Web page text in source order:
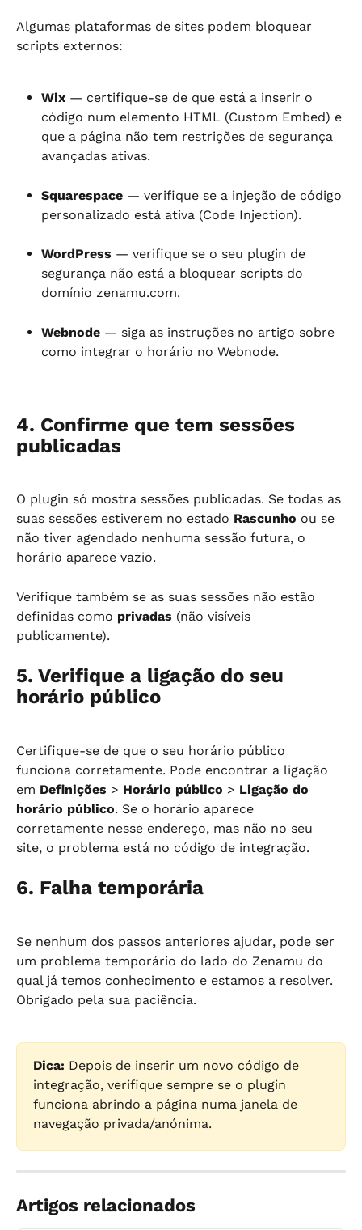
Algumas plataformas de sites podem bloquear
scripts externos:
Wix — certifique-se de que está a inserir o
código num elemento HTML (Custom Embed) e
que a página não tem restrições de segurança
avançadas ativas.
Squarespace — verifique se a injeção de código
personalizado está ativa (Code Injection).
WordPress — verifique se o seu plugin de
segurança não está a bloquear scripts do
domínio zenamu.com.
Webnode — siga as instruções no artigo sobre
como integrar o horário no Webnode.
4. Confirme que tem sessões
publicadas
O plugin só mostra sessões publicadas. Se todas as
suas sessões estiverem no estado Rascunho ou se
não tiver agendado nenhuma sessão futura, o
horário aparece vazio.
Verifique também se as suas sessões não estão
definidas como privadas (não visíveis
publicamente).
5. Verifique a ligação do seu
horário público
Certifique-se de que o seu horário público
funciona corretamente. Pode encontrar a ligação
em Definições > Horário público > Ligação do
horário público. Se o horário aparece
corretamente nesse endereço, mas não no seu
site, o problema está no código de integração.
6. Falha temporária
Se nenhum dos passos anteriores ajudar, pode ser
um problema temporário do lado do Zenamu do
qual já temos conhecimento e estamos a resolver.
Obrigado pela sua paciência.
Dica: Depois de inserir um novo código de
integração, verifique sempre se o plugin
funciona abrindo a página numa janela de
navegação privada/anónima.
Artigos relacionados